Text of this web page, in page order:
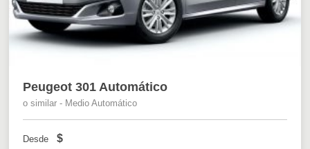
Peugeot 301 Automático
o similar - Medio Automático
Desde $